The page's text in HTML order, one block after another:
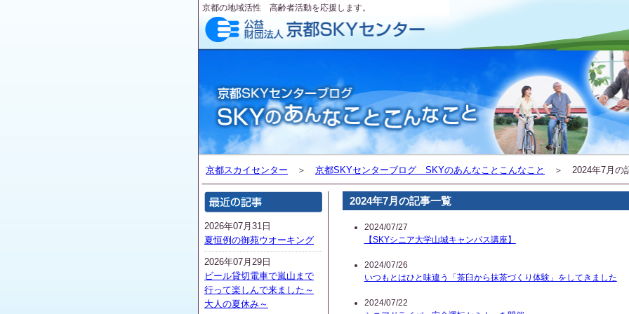
京都の地域活性 高齢者活動を応援します。
京都スカイセンター ＞ 京都SKYセンターブログ SKYのあんなことこんなこと ＞ 2024年7月の
2026年07月31日
夏恒例の御苑ウオーキング
2026年07月29日
ビール貸切電車で嵐山まで
行って楽しんで来ました～
大人の夏休み～
2024年7月の記事一覧
2024/07/27
【SKYシニア大学山城キャンパス講座】
2024/07/26
いつもとはひと味違う「茶臼から抹茶づくり体験」をしてきました
2024/07/22